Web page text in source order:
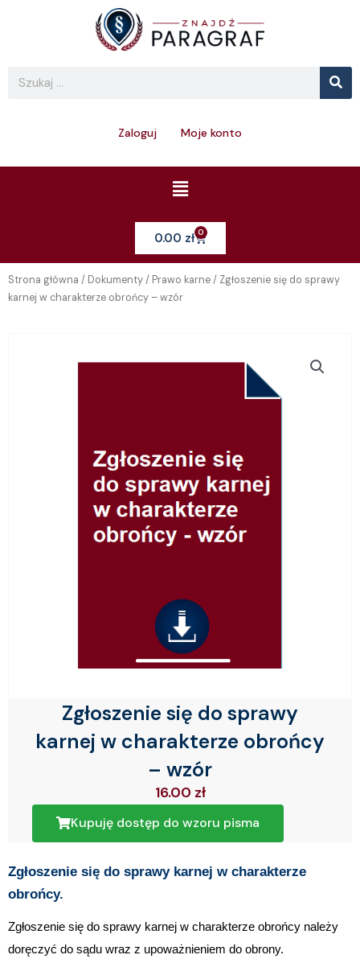
Search
Zaloguj Moje konto
Menu
0.00 zł 0Cart
Strona główna / Dokumenty/ Prawo karne/ Zgłoszenie się do sprawy
karnej w charakterze obrońcy – wzór
Zgłoszenie się do sprawy
karnej w charakterze obrońcy
– wzór
16.00 zł
Kupuję dostęp do wzoru pisma
Zgłoszenie się do sprawy karnej w charakterze
obrońcy.
Zgłoszenie się do sprawy karnej w charakterze obrońcy należy
doręczyć do sądu wraz z upoważnieniem do obrony.